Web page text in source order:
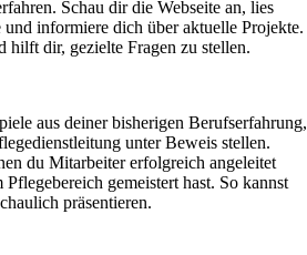
Schau dir die Webseite an, lies
informiere dich über aktuelle Projekte.
hilft dir, gezielte Fragen zu stellen.
aus deiner bisherigen Berufserfahrung,
unter Beweis stellen.
du Mitarbeiter erfolgreich angeleitet
gemeistert hast. So kannst
präsentieren.